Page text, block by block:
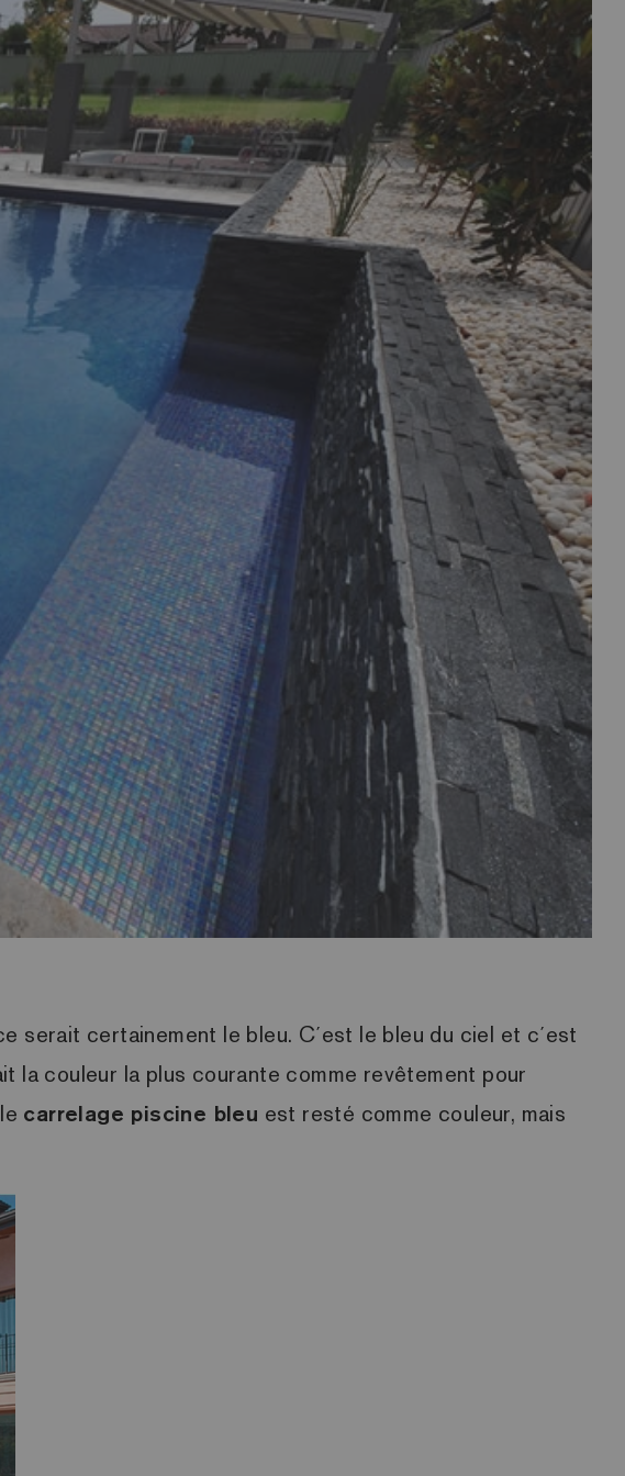
serait certainement le bleu. C´est le bleu du ciel et c´est
la couleur la plus courante comme revêtement pour
carrelage piscine bleu est resté comme couleur, mais